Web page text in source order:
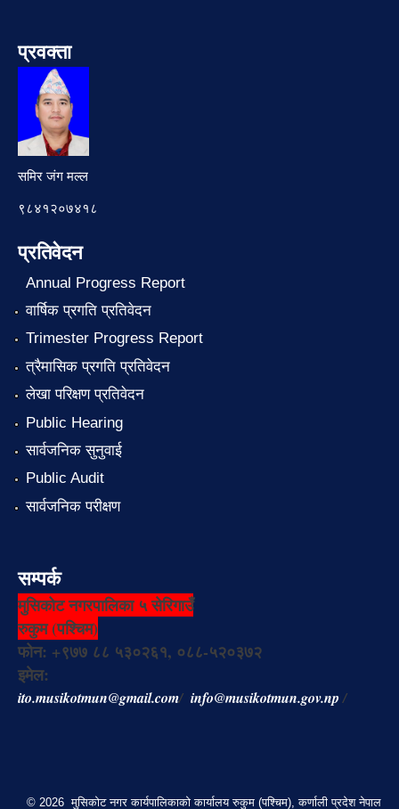
प्रवक्ता
समिर जंग मल्ल
९८४१२०७४१८
प्रतिवेदन
Annual Progress Report
वार्षिक प्रगति प्रतिवेदन
Trimester Progress Report
त्रैमासिक प्रगति प्रतिवेदन
लेखा परिक्षण प्रतिवेदन
Public Hearing
सार्वजनिक सुनुवाई
Public Audit
सार्वजनिक परीक्षण
सम्पर्क
मुसिकोट नगरपालिका ५ सेरिगाउँ
रुकुम (पश्चिम)
फोन: +९७७ ८८ ५३०२६१, ०८८-५२०३७२
इमेल:
ito.musikotmun@gmail.com/ info@musikotmun.gov.np/
© 2026 मुसिकोट नगर कार्यपालिकाको कार्यालय रुकुम (पश्चिम), कर्णाली प्रदेश नेपाल